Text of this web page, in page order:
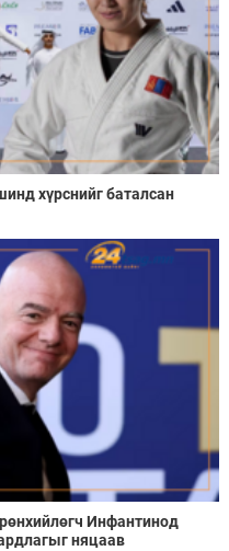
хүрснийг баталсан
Инфантинод
няцаав